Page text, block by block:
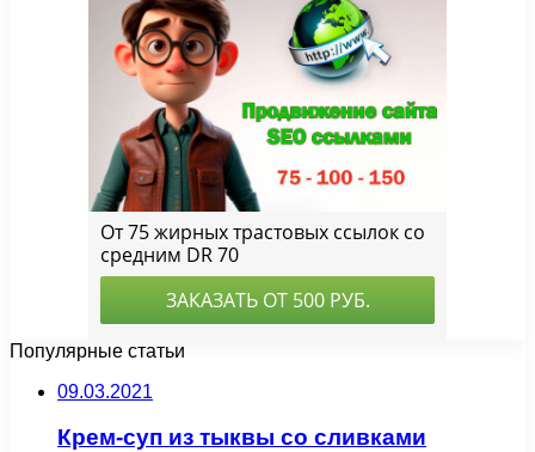
Популярные статьи
09.03.2021
Крем-суп из тыквы со сливками